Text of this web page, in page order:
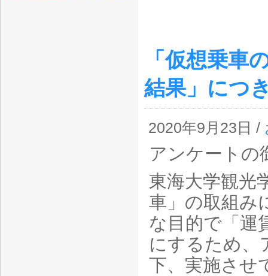
「仮想乗車
結果」につ
2020年9月23日 /
アンケートの
東海大学観光
車」の取組み
な目的で「運
にするため、
下、実施させ